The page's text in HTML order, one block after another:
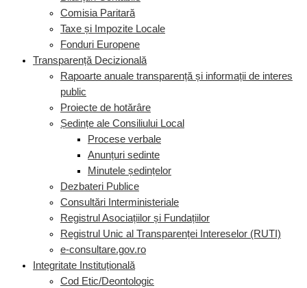
Comisia Paritară
Taxe și Impozite Locale
Fonduri Europene
Transparență Decizională
Rapoarte anuale transparență și informații de interes
public
Proiecte de hotărâre
Ședințe ale Consiliului Local
Procese verbale
Anunțuri sedinte
Minutele ședințelor
Dezbateri Publice
Consultări Interministeriale
Registrul Asociațiilor și Fundațiilor
Registrul Unic al Transparenței Intereselor (RUTI)
e-consultare.gov.ro
Integritate Instituțională
Cod Etic/Deontologic